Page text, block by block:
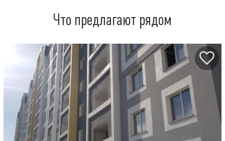
Что предлагают рядом